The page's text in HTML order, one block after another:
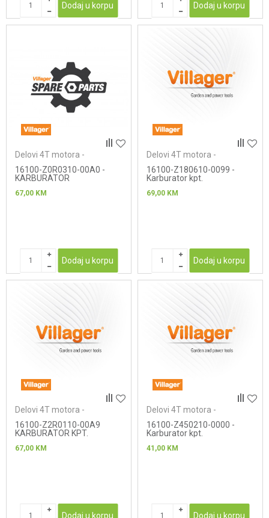
Dodaj u korpu Dodaj u korpu
Delovi 4T motora -
16100-Z0R0310-00A0 -
KARBURATOR
67,00 KM
Dodaj u korpu
Delovi 4T motora -
16100-Z180610-0099 -
Karburator kpt.
69,00 KM
Dodaj u korpu
Delovi 4T motora -
16100-Z2R0110-00A9
KARBURATOR KPT.
67,00 KM
Dodaj u korpu
Delovi 4T motora -
16100-Z450210-0000 -
Karburator kpt.
41,00 KM
Dodaj u korpu